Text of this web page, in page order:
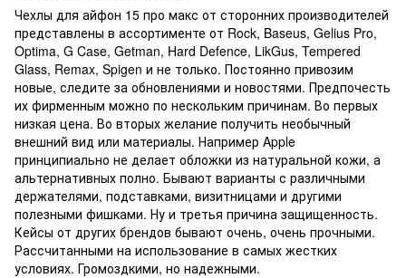
Чехлы для айфон 15 про макс от сторонних производителей
представлены в ассортименте от Rock, Baseus, Gelius Pro,
Optima, G Case, Getman, Hard Defence, LikGus, Tempered
Glass, Remax, Spigen и не только. Постоянно привозим
новые, следите за обновлениями и новостями. Предпочесть
их фирменным можно по нескольким причинам. Во первых
низкая цена. Во вторых желание получить необычный
внешний вид или материалы. Например Apple
принципиально не делает обложки из натуральной кожи, а
альтернативных полно. Бывают варианты с различными
держателями, подставками, визитницами и другими
полезными фишками. Ну и третья причина защищенность.
Кейсы от других брендов бывают очень, очень прочными.
Рассчитанными на использование в самых жестких
условиях. Громоздкими, но надежными.